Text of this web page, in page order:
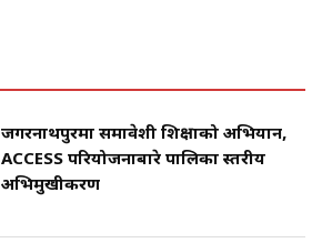
जगरनाथपुरमा समावेशी शिक्षाको अभियान,
ACCESS परियोजनाबारे पालिका स्तरीय
अभिमुखीकरण